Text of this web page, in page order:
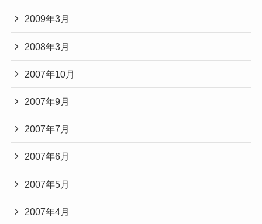
2009年3月
2008年3月
2007年10月
2007年9月
2007年7月
2007年6月
2007年5月
2007年4月